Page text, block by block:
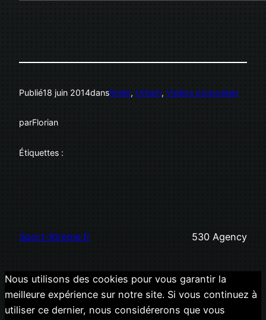
Publié18 juin 2014dansRoller, Urbain, Vidéos proposées
parFlorian
Étiquettes :
Sport-Xtreme.fr 530 Agency
Nous utilisons des cookies pour vous garantir la
meilleure expérience sur notre site. Si vous continuez à
utiliser ce dernier, nous considérerons que vous